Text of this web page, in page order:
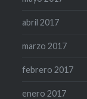
abril 2017
marzo 2017
febrero 2017
enero 2017